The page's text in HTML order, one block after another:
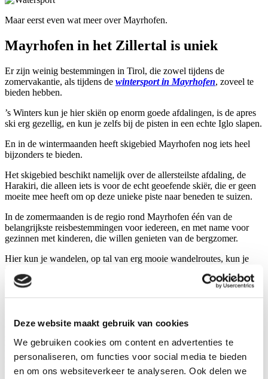
Deze website maakt gebruik van cookies
We gebruiken cookies om content en advertenties te
personaliseren, om functies voor social media te bieden
en om ons websiteverkeer te analyseren. Ook delen we
Maar eerst even wat meer over Mayrhofen.
Mayrhofen in het Zillertal is uniek
Er zijn weinig bestemmingen in Tirol, die zowel tijdens de
zomervakantie, als tijdens de wintersport in Mayrhofen, zoveel te
bieden hebben.
’s Winters kun je hier skiën op enorm goede afdalingen, is de apres
ski erg gezellig, en kun je zelfs bij de pisten in een echte Iglo slapen.
En in de wintermaanden heeft skigebied Mayrhofen nog iets heel
bijzonders te bieden.
Het skigebied beschikt namelijk over de allersteilste afdaling, de
Harakiri, die alleen iets is voor de echt geoefende skiër, die er geen
moeite mee heeft om op deze unieke piste naar beneden te suizen.
In de zomermaanden is de regio rond Mayrhofen één van de
belangrijkste reisbestemmingen voor iedereen, en met name voor
gezinnen met kinderen, die willen genieten van de bergzomer.
Hier kun je wandelen, op tal van erg mooie wandelroutes, kun je
mountainbiken en klimmen, en kun je natuurlijk van watersport
genieten, bijvoorbeeld in het prachtige zwembad.
Over wandelen gesproken, en natuurlijk over mountainbiken, ga dat
zeker eens ontdekken. De bergtoppen rond het dorp zijn meestal
hoger dan 3.000 meter, zoals de Olperer met een hoogte van 3.476
meter, de Hochfeiler met een hoogte van 3.501 meter, of de
Reichenspitze met een hoogte van 3.301 meter.